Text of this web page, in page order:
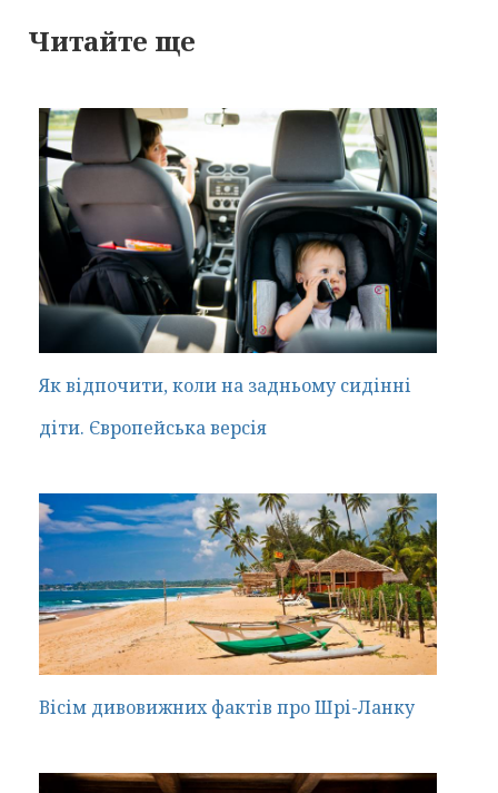
Читайте ще
Як відпочити, коли на задньому сидінні
діти. Європейська версія
Вісім дивовижних фактів про Шрі-Ланку